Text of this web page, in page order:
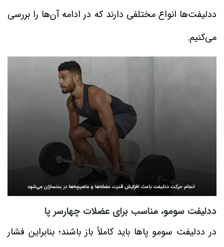
ددلیفت‌ها انواع مختلفی دارند که در ادامه آن‌ها را بررسی
می‌کنیم.
ددلیفت سومو، مناسب برای عضلات چهارسر پا
در ددلیفت سومو پاها باید کاملاً باز باشند؛ بنابراین فشار